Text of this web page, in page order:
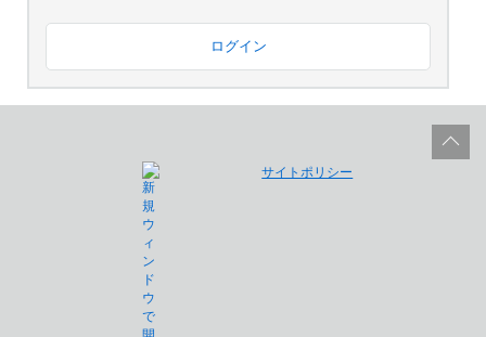
ログイン
サイトポリシー